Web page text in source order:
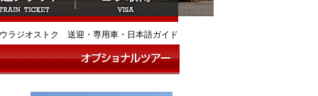
ラジオストク 送迎・専用車・日本語ガイド